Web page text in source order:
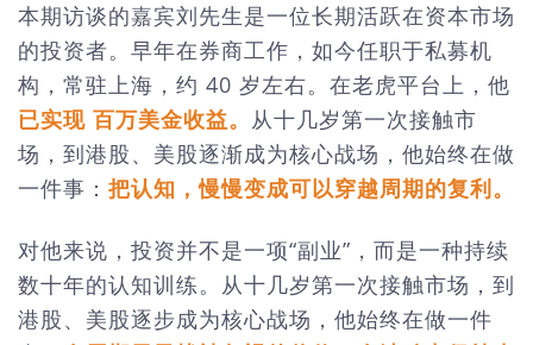
本期访谈的嘉宾刘先生是一位长期活跃在资本市场
的投资者。早年在券商工作，如今任职于私募机
构，常驻上海，约 40 岁左右。在老虎平台上，他
已实现 百万美金收益。 从十几岁第一次接触市
场，到港股、美股逐渐成为核心战场，他始终在做
一件事： 把认知，慢慢变成可以穿越周期的复利。
对他来说，投资并不是一项“副业”，而是一种持续
数十年的认知训练。从十几岁第一次接触市场，到
港股、美股逐步成为核心战场，他始终在做一件